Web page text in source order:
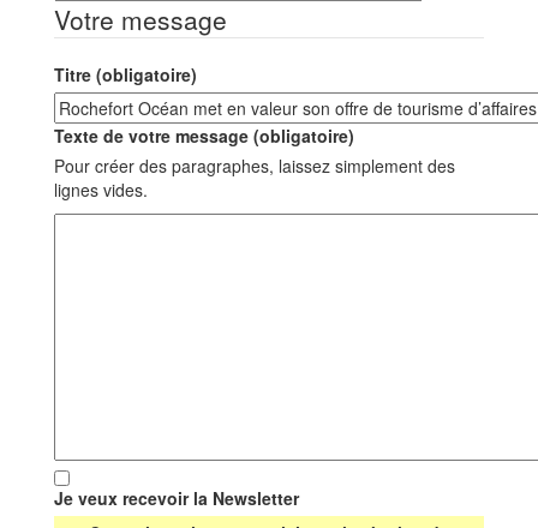
Votre message
Titre (obligatoire)
Texte de votre message (obligatoire)
Pour créer des paragraphes, laissez simplement des
lignes vides.
Je veux recevoir la Newsletter